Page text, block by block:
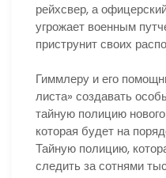
рейхсвер, а
угрожает военным
приструнит своих
Гиммлеру и его
листа» создавать
тайную полицию
которая будет на
Тайную полицию,
следить за сотнями